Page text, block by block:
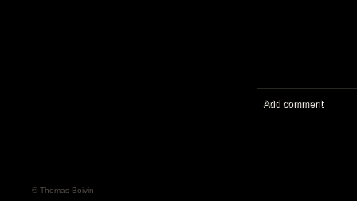
Add comment
© Thomas Boivin